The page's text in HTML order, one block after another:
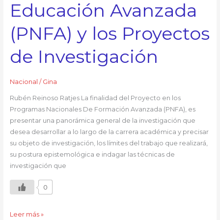
Educación Avanzada
(PNFA) y los Proyectos
de Investigación
Nacional / Gina
Rubén Reinoso Ratjes La finalidad del Proyecto en los
Programas Nacionales De Formación Avanzada (PNFA), es
presentar una panorámica general de la investigación que
desea desarrollar a lo largo de la carrera académica y precisar
su objeto de investigación, los límites del trabajo que realizará,
su postura epistemológica e indagar las técnicas de
investigación que
0
Leer más »